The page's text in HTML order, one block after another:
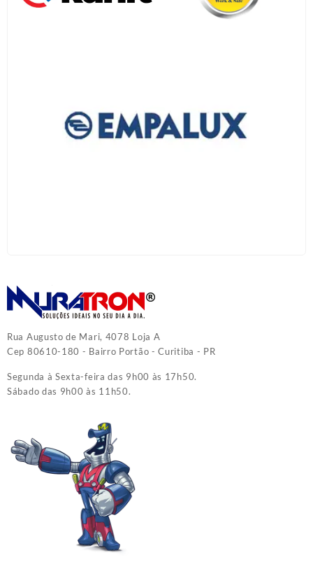
Rua Augusto de Mari, 4078 Loja A
Cep 80610-180 - Bairro Portão - Curitiba - PR
Segunda à Sexta-feira das 9h00 às 17h50.
Sábado das 9h00 às 11h50.